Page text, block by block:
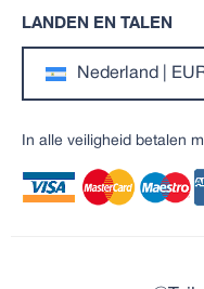
LANDEN EN TALEN
Nederland |
In alle veiligheid betalen